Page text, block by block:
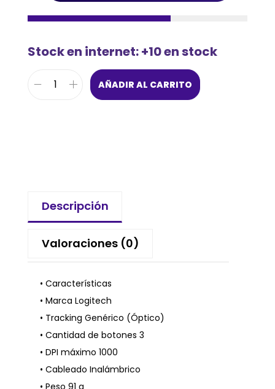
Stock en internet: +10 en stock
AÑADIR AL CARRITO
Descripción
Valoraciones (0)
• Características
• Marca Logitech
• Tracking Genérico (Óptico)
• Cantidad de botones 3
• DPI máximo 1000
• Cableado Inalámbrico